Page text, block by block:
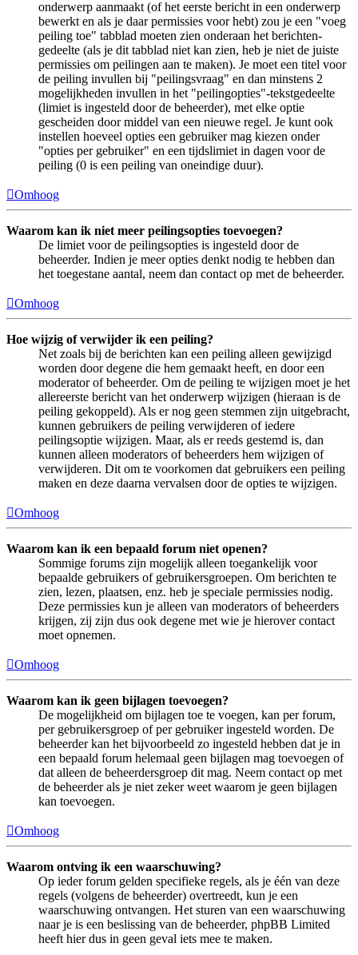
onderwerp aanmaakt (of het eerste bericht in een onderwerp
bewerkt en als je daar permissies voor hebt) zou je een "voeg
peiling toe" tabblad moeten zien onderaan het berichten-
gedeelte (als je dit tabblad niet kan zien, heb je niet de juiste
permissies om peilingen aan te maken). Je moet een titel voor
de peiling invullen bij "peilingsvraag" en dan minstens 2
mogelijkheden invullen in het "peilingopties"-tekstgedeelte
(limiet is ingesteld door de beheerder), met elke optie
gescheiden door middel van een nieuwe regel. Je kunt ook
instellen hoeveel opties een gebruiker mag kiezen onder
"opties per gebruiker" en een tijdslimiet in dagen voor de
peiling (0 is een peiling van oneindige duur).
Omhoog
Waarom kan ik niet meer peilingsopties toevoegen?
De limiet voor de peilingsopties is ingesteld door de
beheerder. Indien je meer opties denkt nodig te hebben dan
het toegestane aantal, neem dan contact op met de beheerder.
Omhoog
Hoe wijzig of verwijder ik een peiling?
Net zoals bij de berichten kan een peiling alleen gewijzigd
worden door degene die hem gemaakt heeft, en door een
moderator of beheerder. Om de peiling te wijzigen moet je het
allereerste bericht van het onderwerp wijzigen (hieraan is de
peiling gekoppeld). Als er nog geen stemmen zijn uitgebracht,
kunnen gebruikers de peiling verwijderen of iedere
peilingsoptie wijzigen. Maar, als er reeds gestemd is, dan
kunnen alleen moderators of beheerders hem wijzigen of
verwijderen. Dit om te voorkomen dat gebruikers een peiling
maken en deze daarna vervalsen door de opties te wijzigen.
Omhoog
Waarom kan ik een bepaald forum niet openen?
Sommige forums zijn mogelijk alleen toegankelijk voor
bepaalde gebruikers of gebruikersgroepen. Om berichten te
zien, lezen, plaatsen, enz. heb je speciale permissies nodig.
Deze permissies kun je alleen van moderators of beheerders
krijgen, zij zijn dus ook degene met wie je hierover contact
moet opnemen.
Omhoog
Waarom kan ik geen bijlagen toevoegen?
De mogelijkheid om bijlagen toe te voegen, kan per forum,
per gebruikersgroep of per gebruiker ingesteld worden. De
beheerder kan het bijvoorbeeld zo ingesteld hebben dat je in
een bepaald forum helemaal geen bijlagen mag toevoegen of
dat alleen de beheerdersgroep dit mag. Neem contact op met
de beheerder als je niet zeker weet waarom je geen bijlagen
kan toevoegen.
Omhoog
Waarom ontving ik een waarschuwing?
Op ieder forum gelden specifieke regels, als je één van deze
regels (volgens de beheerder) overtreedt, kun je een
waarschuwing ontvangen. Het sturen van een waarschuwing
naar je is een beslissing van de beheerder, phpBB Limited
heeft hier dus in geen geval iets mee te maken.